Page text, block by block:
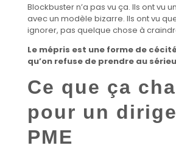
Blockbuster n’a pas vu ça. Ils ont vu
avec un modèle bizarre. Ils ont vu
ignorer, pas quelque chose à
Le mépris est une forme de
qu’on refuse de prendre au
Ce que ça
pour un
PME